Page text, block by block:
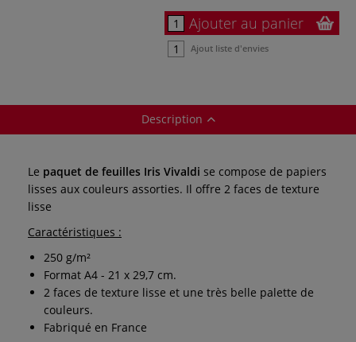
Ajouter au panier
Ajout liste d'envies
Description
Le paquet de feuilles Iris Vivaldi se compose de papiers
lisses aux couleurs assorties. Il offre 2 faces de texture
lisse
Caractéristiques :
250 g/m²
Format A4 - 21 x 29,7 cm.
2 faces de texture lisse et une très belle palette de
couleurs.
Fabriqué en France